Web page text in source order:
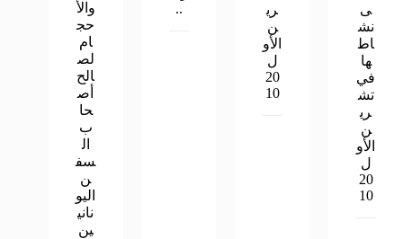
ى
نش
اط
ها
في
تش
ري
ن
الأو
ل
20
10
ري
ن
الأو
ل
20
10
..
والأ
حج
ام
لص
الح
أص
حا
ب
ال
سف
ن
اليو
ناني
ين